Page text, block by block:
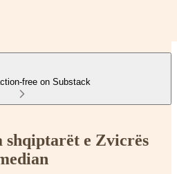
free on Substack
shqiptarët e Zvicrës